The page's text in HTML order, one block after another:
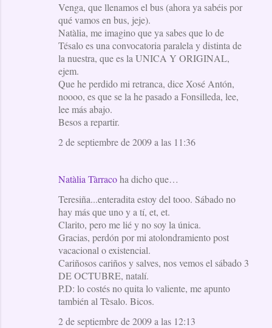
Venga, que llenamos el bus (ahora ya sabéis por
qué vamos en bus, jeje).
Natàlia, me imagino que ya sabes que lo de
Tésalo es una convocatoria paralela y distinta de
la nuestra, que es la UNICA Y ORIGINAL,
ejem.
Que he perdido mi retranca, dice Xosé Antón,
noooo, es que se la he pasado a Fonsilleda, lee,
lee más abajo.
Besos a repartir.
2 de septiembre de 2009 a las 11:36
Natàlia Tàrracoha dicho que…
Teresiña...enteradita estoy del tooo. Sábado no
hay más que uno y a tí, et, et.
Clarito, pero me lié y no soy la única.
Gracias, perdón por mi atolondramiento post
vacacional o existencial.
Cariñosos cariños y salves, nos vemos el sábado 3
DE OCTUBRE, natalí.
P.D: lo costés no quita lo valiente, me apunto
también al Tèsalo. Bicos.
2 de septiembre de 2009 a las 12:13